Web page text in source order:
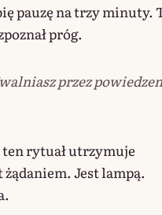
pauzę na trzy minuty.
próg.
przez
ten rytuał utrzymuje
żądaniem. Jest lampą.